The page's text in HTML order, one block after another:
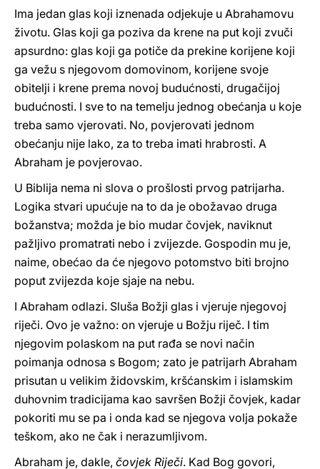
Ima jedan glas koji iznenada odjekuje u Abrahamovu
životu. Glas koji ga poziva da krene na put koji zvuči
apsurdno: glas koji ga potiče da prekine korijene koji
ga vežu s njegovom domovinom, korijene svoje
obitelji i krene prema novoj budućnosti, drugačijoj
budućnosti. I sve to na temelju jednog obećanja u koje
treba samo vjerovati. No, povjerovati jednom
obećanju nije lako, za to treba imati hrabrosti. A
Abraham je povjerovao.
U Biblija nema ni slova o prošlosti prvog patrijarha.
Logika stvari upućuje na to da je obožavao druga
božanstva; možda je bio mudar čovjek, naviknut
pažljivo promatrati nebo i zvijezde. Gospodin mu je,
naime, obećao da će njegovo potomstvo biti brojno
poput zvijezda koje sjaje na nebu.
I Abraham odlazi. Sluša Božji glas i vjeruje njegovoj
riječi. Ovo je važno: on vjeruje u Božju riječ. I tim
njegovim polaskom na put rađa se novi način
poimanja odnosa s Bogom; zato je patrijarh Abraham
prisutan u velikim židovskim, kršćanskim i islamskim
duhovnim tradicijama kao savršen Božji čovjek, kadar
pokoriti mu se pa i onda kad se njegova volja pokaže
teškom, ako ne čak i nerazumljivom.
Abraham je, dakle, čovjek Riječi. Kad Bog govori,